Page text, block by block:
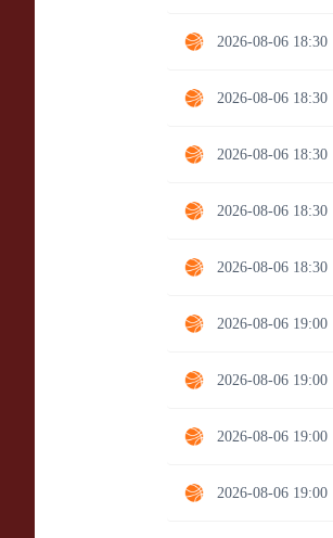
2026-08-06 18:30
2026-08-06 18:30
2026-08-06 18:30
2026-08-06 18:30
2026-08-06 18:30
2026-08-06 19:00
2026-08-06 19:00
2026-08-06 19:00
2026-08-06 19:00